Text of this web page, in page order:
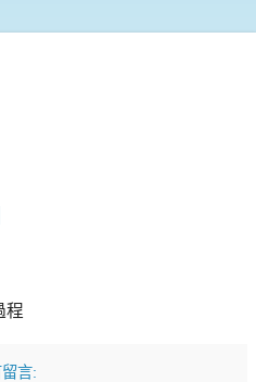
程
言: